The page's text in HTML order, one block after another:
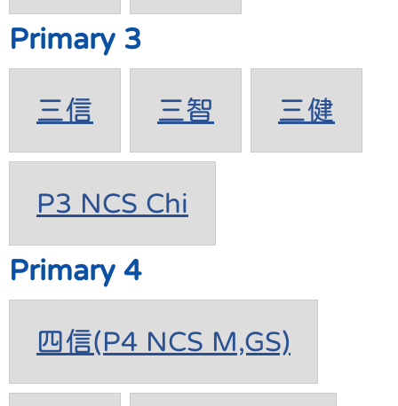
Primary 3
三信 三智 三健
P3 NCS Chi
Primary 4
四信(P4 NCS M,GS)